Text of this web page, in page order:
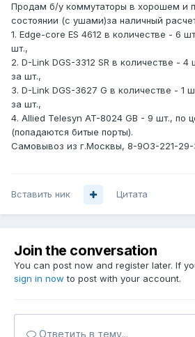
Продам б/у коммутаторы в хорошем и
состоянии (с ушами)за наличный
1. Edge-core ES 4612 в количестве - 6
шт.,
2. D-Link DGS-3312 SR в количестве - 4
за шт.,
3. D-Link DGS-3627 G в количестве - 1
за шт.,
4. Allied Telesyn AT-8024 GB - 9 шт., по
(попадаются битые порты).
Самовывоз из г.Москвы, 8-9О3-221-
Вставить ник Цитата
Join the conversation
You can post now and register later. If
sign in now to post with your account.
Ответить в тему...